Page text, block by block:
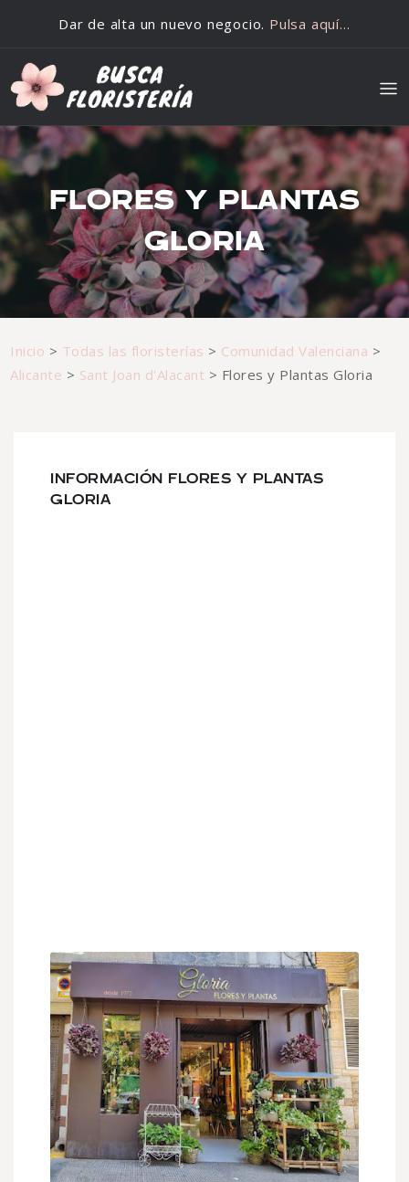
Dar de alta un nuevo negocio. Pulsa aquí…
FLORES Y PLANTAS
GLORIA
Inicio > Todas las floristerías > Comunidad Valenciana >
Alicante > Sant Joan d'Alacant > Flores y Plantas Gloria
INFORMACIÓN FLORES Y PLANTAS
GLORIA